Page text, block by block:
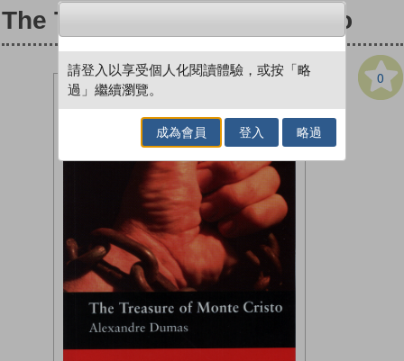
The Treasure of Monte Cristo
0
請登入以享受個人化閱讀體驗，或按「略
過」繼續瀏覽。
成為會員 登入 略過